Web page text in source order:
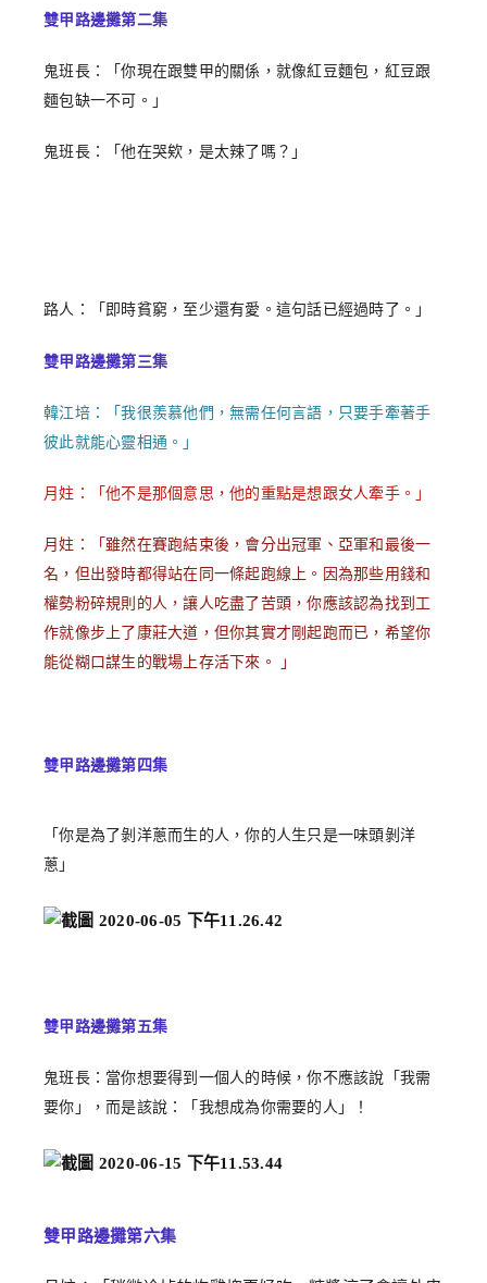
雙甲路邊攤第二集
鬼班長：「你現在跟雙甲的關係，就像紅豆麵包，紅豆跟
麵包缺一不可。」
鬼班長：「他在哭欸，是太辣了嗎？」
路人：「即時貧窮，至少還有愛。這句話已經過時了。」
雙甲路邊攤第三集
韓江培：「我很羨慕他們，無需任何言語，只要手牽著手
彼此就能心靈相通。」
月妵：「他不是那個意思，他的重點是想跟女人牽手。」
月妵：「雖然在賽跑結束後，會分出冠軍、亞軍和最後一
名，但出發時都得站在同一條起跑線上。因為那些用錢和
權勢粉碎規則的人，讓人吃盡了苦頭，你應該認為找到工
作就像步上了康莊大道，但你其實才剛起跑而已，希望你
能從糊口謀生的戰場上存活下來。
」
雙甲路邊攤第四集
「你是為了剝洋蔥而生的人，你的人生只是一味頭剝洋
蔥」
雙甲路邊攤第五集
鬼班長：當你想要得到一個人的時候，你不應該說「我需
要你」，而是該說：「我想成為你需要的人」！
雙甲路邊攤第六集